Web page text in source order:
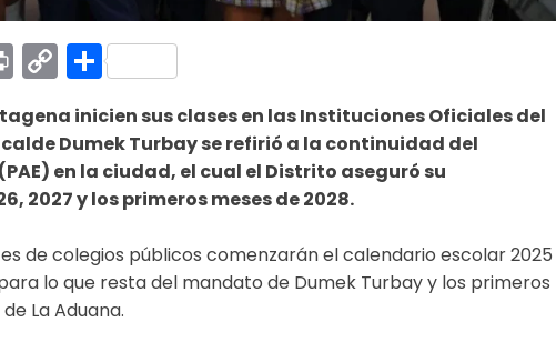
PrintCopy
Link
Compartir
inicien sus clases en las Instituciones Oficiales del
Dumek Turbay se refirió a la continuidad del
en la ciudad, el cual el Distrito aseguró su
2027 y los primeros meses de 2028.
de colegios públicos comenzarán el calendario escolar 2025
lo que resta del mandato de Dumek Turbay y los primeros
La Aduana.